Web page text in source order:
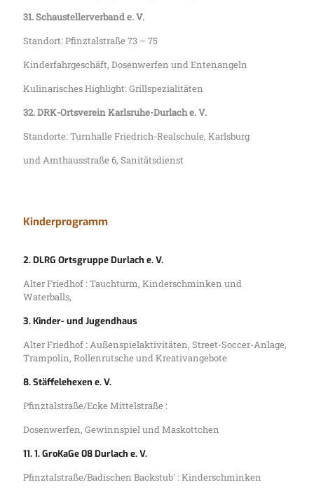
31. Schaustellerverband e. V.
Standort: Pfinztalstraße 73 – 75
Kinderfahrgeschäft, Dosenwerfen und Entenangeln
Kulinarisches Highlight: Grillspezialitäten
32. DRK-Ortsverein Karlsruhe-Durlach e. V.
Standorte: Turnhalle Friedrich-Realschule, Karlsburg
und Amthausstraße 6, Sanitätsdienst
Kinderprogramm
2. DLRG Ortsgruppe Durlach e. V.
Alter Friedhof : Tauchturm, Kinderschminken und
Waterballs,
3. Kinder- und Jugendhaus
Alter Friedhof : Außenspielaktivitäten, Street-Soccer-Anlage,
Trampolin, Rollenrutsche und Kreativangebote
8. Stäffelehexen e. V.
Pfinztalstraße/Ecke Mittelstraße :
Dosenwerfen, Gewinnspiel und Maskottchen
11. 1. GroKaGe 08 Durlach e. V.
Pfinztalstraße/Badischen Backstub' : Kinderschminken